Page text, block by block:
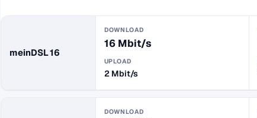
meinDSL 16
DOWNLOAD
16 Mbit/s
UPLOAD
2 Mbit/s
DOWNLOAD